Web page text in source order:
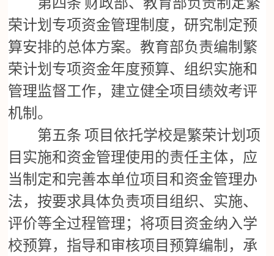
第四条 财政部、教育部负责制定繁
荣计划专项资金管理制度，研究制定预
算安排的总体方案。教育部负责编制繁
荣计划专项资金年度预算、组织实施和
管理监督工作，建立健全项目绩效考评
机制。
第五条 项目依托学校是繁荣计划项
目实施和资金管理使用的责任主体，应
当制定和完善本单位项目和资金管理办
法，按要求具体负责项目组织、实施、
评价等全过程管理；将项目资金纳入学
校预算，指导和审核项目预算编制，承